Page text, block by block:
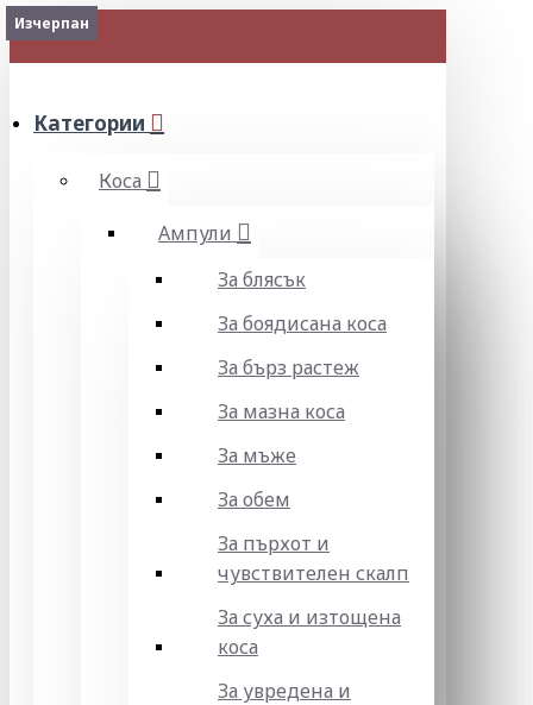
МЕНЮ
Категории
Коса
Ампули
За блясък
За боядисана коса
За бърз растеж
За мазна коса
За мъже
За обем
За пърхот и
чувствителен скалп
За суха и изтощена
коса
За увредена и
Изчерпан
Изчерпан
Изчерпан
Изчерпан
Изчерпан
Изчерпан
Изчерпан
Изчерпан